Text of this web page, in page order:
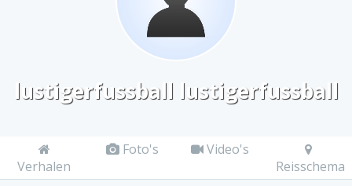
lustigerfussball lustigerfussball
Verhalen
Foto's
Video's
Reisschema